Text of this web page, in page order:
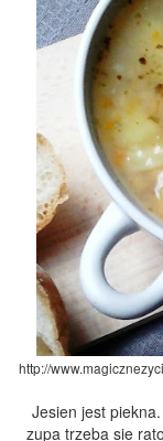
http://
Jesien jest
zupa trzeba sie